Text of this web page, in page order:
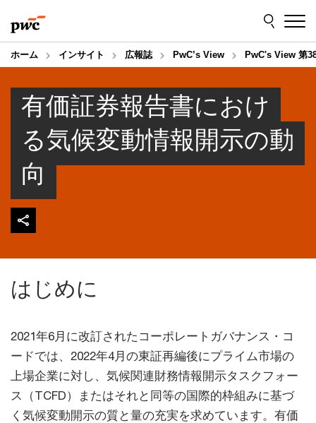
to
content
to
footer
ホーム インサイト 広報誌 PwC’s View PwC's View 第
有価証券報告書におけ
る気候変動情報開示の動
向
はじめに
2021年6月に改訂されたコーポレートガバナンス・コ
ードでは、2022年4月の東証再編後にプライム市場の
上場企業に対し、気候関連財務情報開示タスクフォー
ス（TCFD）またはそれと同等の国際的枠組みに基づ
く気候変動開示の質と量の充実を求めています。有価